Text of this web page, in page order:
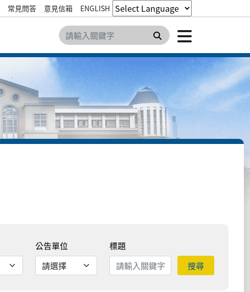
常見問答 意見信箱 ENGLISH
搜尋 點擊開
公告單位
標題
搜尋